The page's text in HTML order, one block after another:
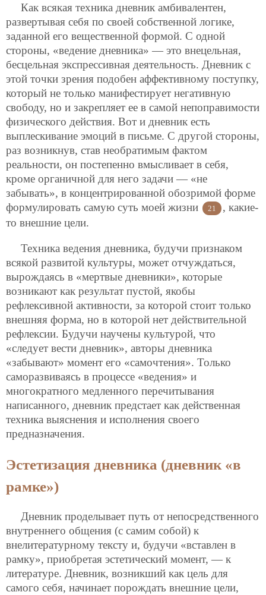
Как всякая техника дневник амбивалентен,
развертывая себя по своей собственной логике,
заданной его вещественной формой. С одной
стороны, «ведение дневника» — это внецельная,
бесцельная экспрессивная деятельность. Дневник с
этой точки зрения подобен аффективному поступку,
который не только манифестирует негативную
свободу, но и закрепляет ее в самой непоправимости
физического действия. Вот и дневник есть
выплескивание эмоций в письме. С другой стороны,
раз возникнув, став необратимым фактом
реальности, он постепенно вмысливает в себя,
кроме органичной для него задачи — «не
забывать», в концентрированной обозримой форме
формулировать самую суть моей жизни
21
, какие-
то внешние цели.
Техника ведения дневника, будучи признаком
всякой развитой культуры, может отчуждаться,
вырождаясь в «мертвые дневники», которые
возникают как результат пустой, якобы
рефлексивной активности, за которой стоит только
внешняя форма, но в которой нет действительной
рефлексии. Будучи научены культурой, что
«следует вести дневник», авторы дневника
«забывают» момент его «самочтения». Только
саморазвиваясь в процессе «ведения» и
многократного медленного перечитывания
написанного, дневник предстает как действенная
техника выяснения и исполнения своего
предназначения.
Эстетизация дневника (дневник «в
рамке»)
Дневник проделывает путь от непосредственного
внутреннего общения (с самим собой) к
внелитературному тексту и, будучи «вставлен в
рамку», приобретая эстетический момент, — к
литературе. Дневник, возникший как цель для
самого себя, начинает порождать внешние цели,